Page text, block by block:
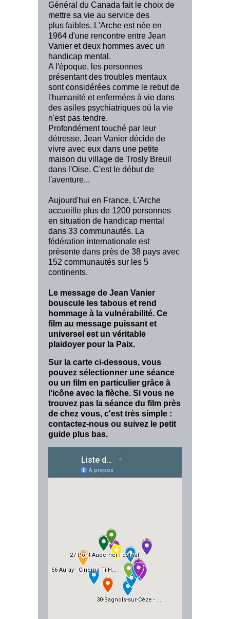
Général du Canada fait le choix de
mettre sa vie au service des
plus faibles. L'Arche est née en
1964 d'une rencontre entre Jean
Vanier et deux hommes avec un
handicap mental.
A l'époque, les personnes
présentant des troubles mentaux
sont considérées comme le rebut de
l'humanité et enfermées à vie dans
des asiles psychiatriques où la vie
n'est pas tendre.
Profondément touché par leur
détresse, Jean Vanier décide de
vivre avec eux dans une petite
maison du village de Trosly Breuil
dans l'Oise. C'est le début de
l'aventure...
Aujourd'hui en France, L'Arche
accueille plus de 1200 personnes
en situation de handicap mental
dans 33 communautés. La
fédération internationale est
présente dans près de 38 pays avec
152 communautés sur les 5
continents.
Le message de Jean Vanier
bouscule les tabous et rend
hommage à la vulnérabilité. Ce
film au message puissant et
universel est un véritable
plaidoyer pour la Paix.
Sur la carte ci-dessous, vous
pouvez sélectionner une séance
ou un film en particulier grâce à
l'icône avec la flèche. Si vous ne
trouvez pas la séance du film près
de chez vous, c'est très simple :
contactez-nous ou suivez le petit
guide plus bas.